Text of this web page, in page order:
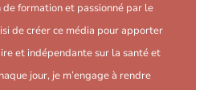
de formation et passionné par le
de créer ce média pour apporter
et indépendante sur la santé et
jour, je m’engage à rendre